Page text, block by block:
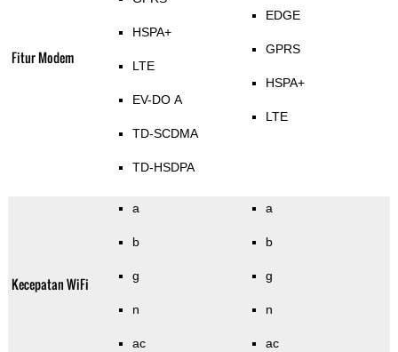
Fitur Modem
HSPA+
LTE
EV-DO A
TD-SCDMA
TD-HSDPA
EDGE
GPRS
HSPA+
LTE
Kecepatan WiFi
a
b
g
n
ac
a
b
g
n
ac